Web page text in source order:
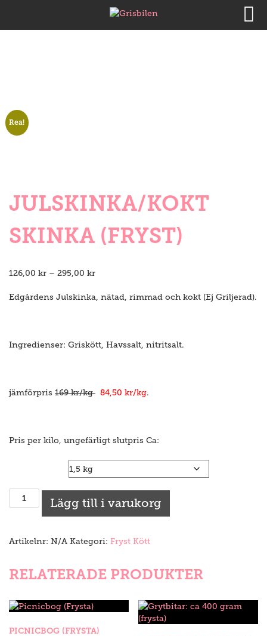
Rea!
JULSKINKA/KOKT
SKINKA (FRYST)
126,00 kr – 295,00 krPrisintervall:
till
Edgårdens Julskinka, nätad, rimmad och kokt (Ej Griljerad).
Ingredienser: Griskött, Havssalt, nitritsalt.
jämförpris 169 kr/kg 84,50 kr/kg.
Pris per kilo, ungefärligt slutpris Ca:
Julskinka/kokt
skinka
Lägg till i varukorg
Artikelnr: N/A Kategori: Fryst Kött
RELATERADE PRODUKTER
PICNICBOG (FRYSTA)
Grytbitar: